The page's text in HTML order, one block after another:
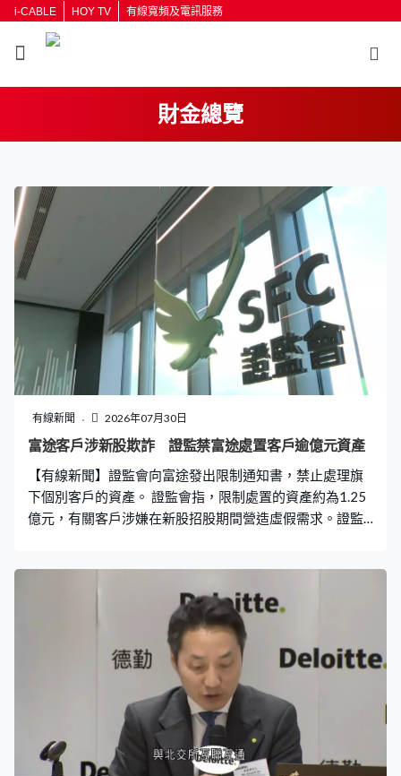
i-CABLE HOY TV 有線寬頻及電訊服務
財金總覽
有線新聞 2026年07月30日
富途客戶涉新股欺詐 證監禁富途處置客戶逾億元資產
【有線新聞】證監會向富途發出限制通知書，禁止處理旗
下個別客戶的資產。 證監會指，限制處置的資產約為1.25
億元，有關客戶涉嫌在新股招股期間營造虛假需求。證監